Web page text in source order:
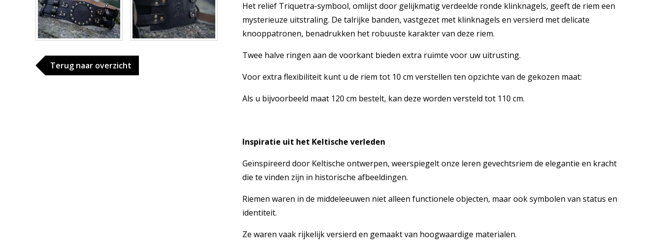
Terug naar overzicht
Het reliëf Triquetra-symbool, omlijst door gelijkmatig verdeelde ronde klinknagels, geeft de riem een
mysterieuze uitstraling. De talrijke banden, vastgezet met klinknagels en versierd met delicate
knooppatronen, benadrukken het robuuste karakter van deze riem.
Twee halve ringen aan de voorkant bieden extra ruimte voor uw uitrusting.
Voor extra flexibiliteit kunt u de riem tot 10 cm verstellen ten opzichte van de gekozen maat:
Als u bijvoorbeeld maat 120 cm bestelt, kan deze worden versteld tot 110 cm.
Inspiratie uit het Keltische verleden
Geïnspireerd door Keltische ontwerpen, weerspiegelt onze leren gevechtsriem de elegantie en kracht
die te vinden zijn in historische afbeeldingen.
Riemen waren in de middeleeuwen niet alleen functionele objecten, maar ook symbolen van status en
identiteit.
Ze waren vaak rijkelijk versierd en gemaakt van hoogwaardige materialen.